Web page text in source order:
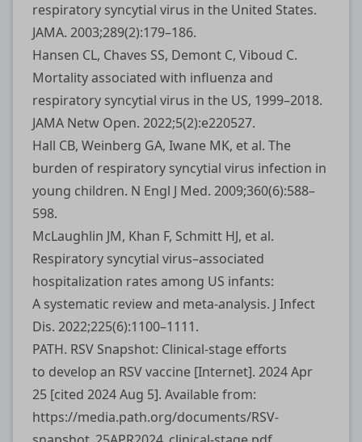
respiratory syncytial virus in the United States.
JAMA. 2003;289(2):179–186.
Hansen CL, Chaves SS, Demont C, Viboud C.
Mortality associated with influenza and
respiratory syncytial virus in the US, 1999–2018.
JAMA Netw Open. 2022;5(2):e220527.
Hall CB, Weinberg GA, Iwane MK, et al. The
burden of respiratory syncytial virus infection in
young children. N Engl J Med. 2009;360(6):588–
598.
McLaughlin JM, Khan F, Schmitt HJ, et al.
Respiratory syncytial virus–associated
hospitalization rates among US infants:
A systematic review and meta-analysis. J Infect
Dis. 2022;225(6):1100–1111.
PATH. RSV Snapshot: Clinical-stage efforts
to develop an RSV vaccine [Internet]. 2024 Apr
25 [cited 2024 Aug 5]. Available from:
https://media.path.org/documents/RSV-